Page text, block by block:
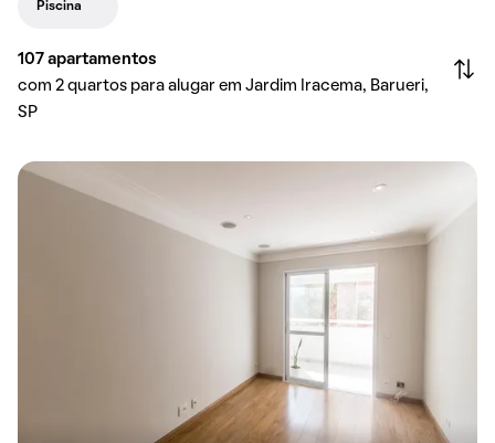
Piscina
107 apartamentos
com 2 quartos para alugar em Jardim Iracema, Barueri,
SP